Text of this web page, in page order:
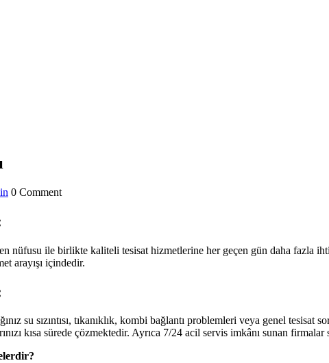
0 Comment
nüfusu ile birlikte kaliteli tesisat hizmetlerine her geçen gün daha fazla
arayışı içindedir.
su sızıntısı, tıkanıklık, kombi bağlantı problemleri veya genel
kısa sürede çözmektedir. Ayrıca 7/24 acil servis imkânı sunan